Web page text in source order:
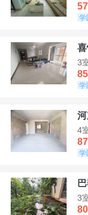
学
3
学
4
学
3